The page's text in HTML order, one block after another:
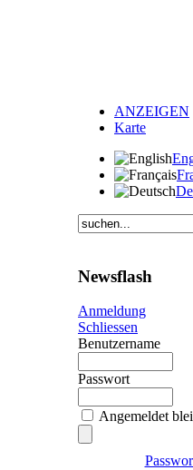
ANZEIGEN
Karte
Newsflash
Anmeldung
Schliessen
Benutzername
Passwort
Angemeldet